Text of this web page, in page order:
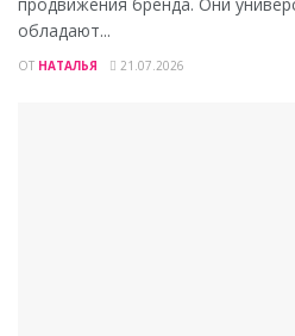
обладают...
ОТ НАТАЛЬЯ 21.07.2026